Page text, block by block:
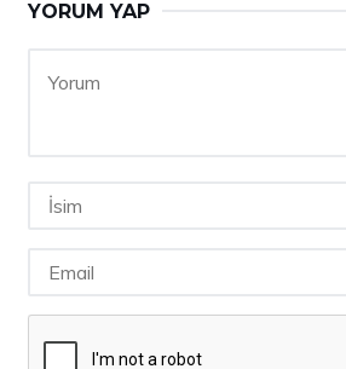
YORUM YAP